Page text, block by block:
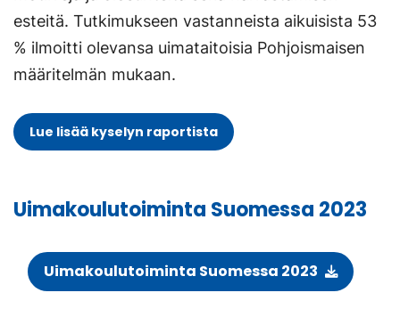
esteitä. Tutkimukseen vastanneista aikuisista 53
% ilmoitti olevansa uimataitoisia Pohjoismaisen
määritelmän mukaan.
Lue lisää kyselyn raportista
Uimakoulutoiminta Suomessa 2023
Uimakoulutoiminta Suomessa 2023